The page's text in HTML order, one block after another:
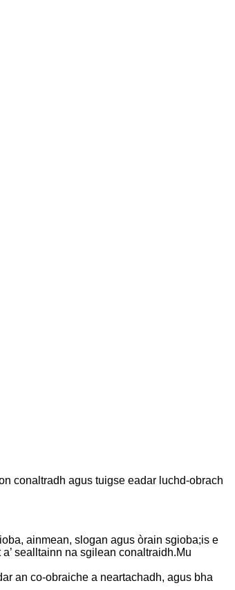
conaltradh agus tuigse eadar luchd-obrach
ainmean, slogan agus òrain sgioba;is e
sealltainn na sgilean conaltraidh.Mu
an co-obraiche a neartachadh, agus bha